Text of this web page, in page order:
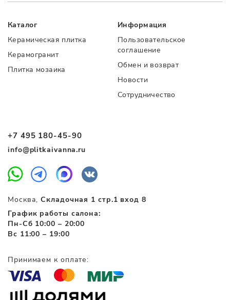
+7 495 180-45-90
info@plitkaivanna.ru
Москва,Складочная 1 стр.1 вход 8
График работы салона:
Пн-Сб 10:00 – 20:00
Вс 11:00 – 19:00
Каталог
Керамическая плитка
Керамогранит
Плитка мозаика
Информация
Пользовательское
соглашение
Обмен и возврат
Новости
Сотрудничество
Принимаем к оплате: